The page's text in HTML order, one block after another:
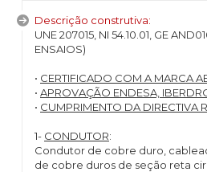
Descrição construtiva:
UNE 207015, NI 54.10.01, GE
ENSAIOS)
• CERTIFICADO COM A MARCA
• APROVAÇÃO ENDESA,
• CUMPRIMENTO DA DIRECTIVA
1- CONDUTOR:
Condutor de cobre duro,
de cobre duros de seção reta